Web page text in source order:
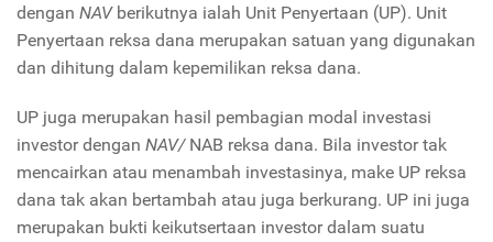
dengan NAV berikutnya ialah Unit Penyertaan (UP). Unit
Penyertaan reksa dana merupakan satuan yang digunakan
dan dihitung dalam kepemilikan reksa dana.
UP juga merupakan hasil pembagian modal investasi
investor dengan NAV/ NAB reksa dana. Bila investor tak
mencairkan atau menambah investasinya, make UP reksa
dana tak akan bertambah atau juga berkurang. UP ini juga
merupakan bukti keikutsertaan investor dalam suatu